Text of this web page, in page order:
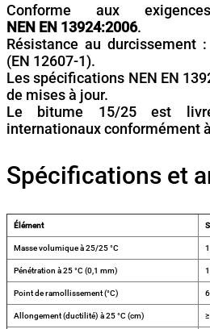
Conforme aux
NEN EN 13924:2006.
Résistance au durcissement
(EN 12607-1).
Les spécifications NEN EN
de mises à jour.
Le bitume 15/25 est
internationaux conformément
Spécifications et
Élément
Masse volumique à 25/25 °C
Pénétration à 25 °C (0,1 mm)
Point de ramollissement (°C)
Allongement (ductilité) à 25 °C (cm)